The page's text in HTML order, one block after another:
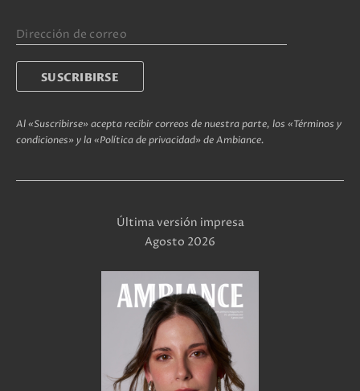
Al «Suscribirse» acepta recibir correos de nuestra parte, los «Términos y
condiciones» y la «Política de privacidad» de Ambiance.
Última versión impresa
Agosto 2026